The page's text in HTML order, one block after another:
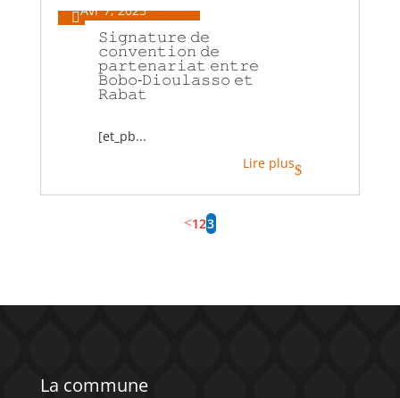
Avr 7, 2025
𝚂𝚒𝚐𝚗𝚊𝚝𝚞𝚛𝚎 𝚍𝚎
𝚌𝚘𝚗𝚟𝚎𝚗𝚝𝚒𝚘𝚗 𝚍𝚎
𝚙𝚊𝚛𝚝𝚎𝚗𝚊𝚛𝚒𝚊𝚝 𝚎𝚗𝚝𝚛𝚎
𝙱𝚘𝚋𝚘-𝙳𝚒𝚘𝚞𝚕𝚊𝚜𝚜𝚘 𝚎𝚝
𝚁𝚊𝚋𝚊𝚝
[et_pb...
$
Lire plus
<123
La commune